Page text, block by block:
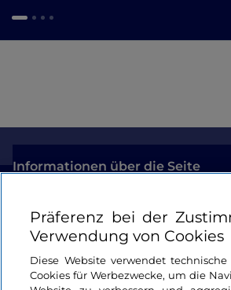
Informationen über die Seite
Nützliche Links
Login
Präferenz bei der
Verwendung von Cookies
Diese Website verwendet
Cookies für Werbezwecke, um die